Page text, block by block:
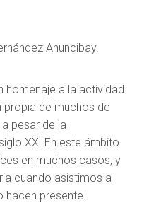
Anuncibay.
homenaje a la actividad
propia de muchos de
pesar de la
XX. En este ámbito
en muchos casos, y
cuando asistimos a
hacen presente.